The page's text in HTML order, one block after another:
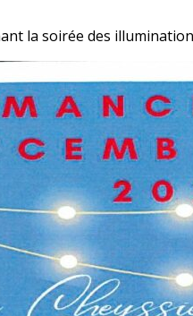
la soirée des